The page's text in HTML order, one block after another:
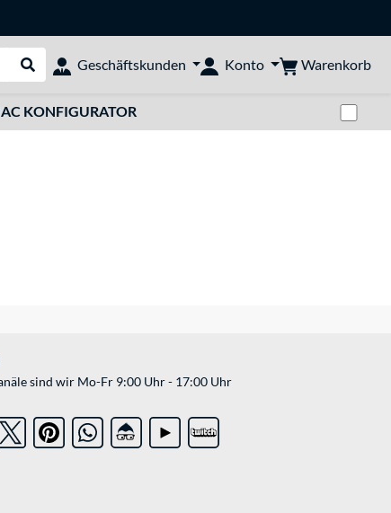
Suche durchführen
Geschäftskunden Konto Warenkorb
KONFIGURATOR
sind wir Mo-Fr 9:00 Uhr - 17:00 Uhr